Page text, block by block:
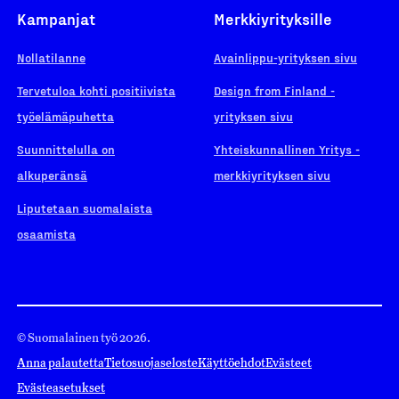
Kampanjat
Nollatilanne
Tervetuloa kohti positiivista
työelämäpuhetta
Suunnittelulla on
alkuperänsä
Liputetaan suomalaista
osaamista
Merkkiyrityksille
Avainlippu-yrityksen sivu
Design from Finland -
yrityksen sivu
Yhteiskunnallinen Yritys -
merkkiyrityksen sivu
© Suomalainen työ 2026.
Anna palautettaTietosuojaselosteKäyttöehdotEvästeet
Evästeasetukset